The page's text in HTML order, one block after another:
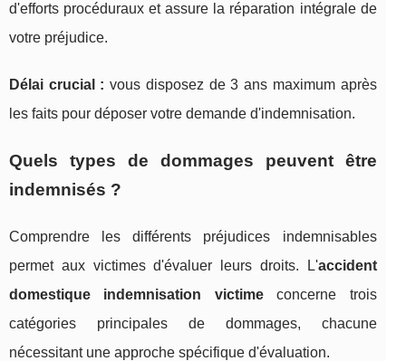
d'efforts procéduraux et assure la réparation intégrale de
votre préjudice.
Délai crucial : vous disposez de 3 ans maximum après
les faits pour déposer votre demande d'indemnisation.
Quels types de dommages peuvent être
indemnisés ?
Comprendre les différents préjudices indemnisables
permet aux victimes d'évaluer leurs droits. L'accident
domestique indemnisation victimeconcerne trois
catégories principales de dommages, chacune
nécessitant une approche spécifique d'évaluation.